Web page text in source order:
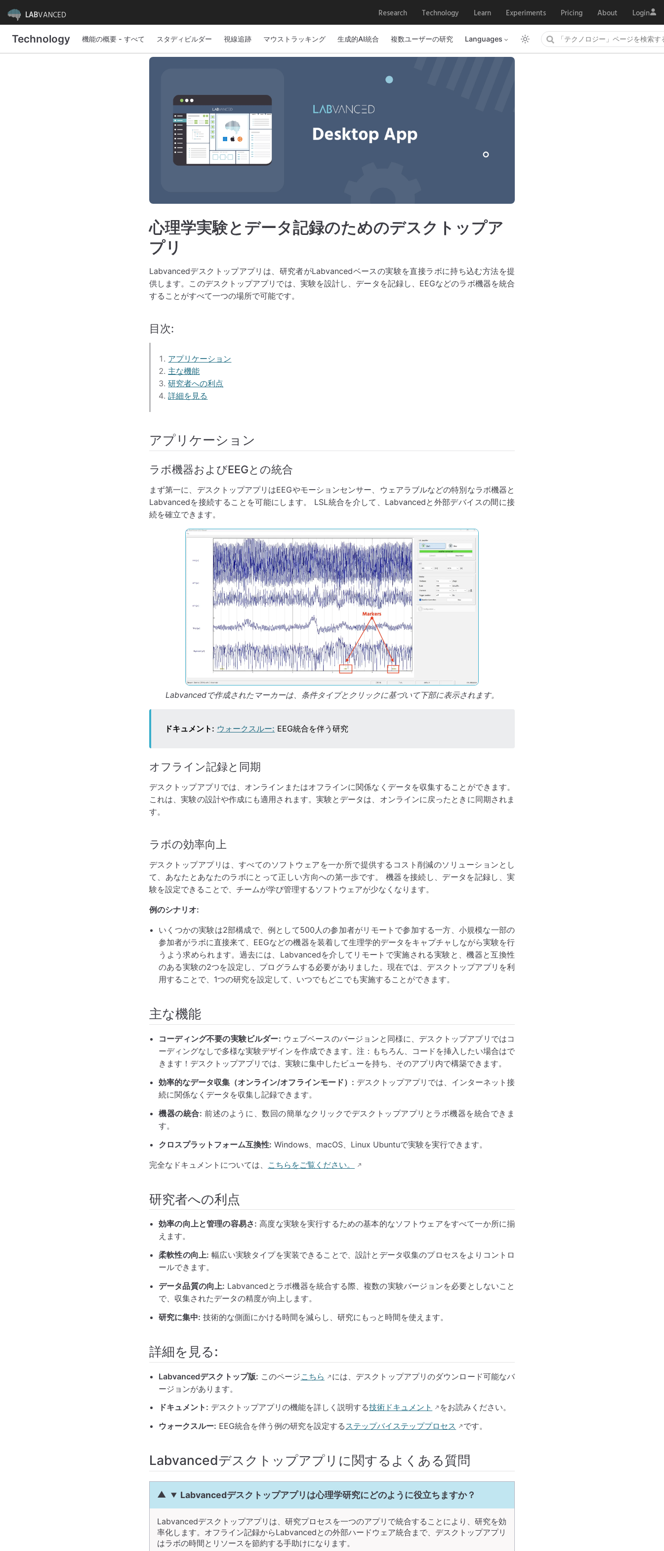
LABVANCED Research Technology Learn Experiments Pricing About Login
Technology 機能の概要 - すべて スタディビルダー 視線追跡 マウストラッキング 生成的AI統合 複数ユーザーの研究 Languages
心理学実験とデータ記録のためのデスクトップア
プリ
Labvancedデスクトップアプリは、研究者がLabvancedベースの実験を直接ラボに持ち込む方法を提
供します。このデスクトップアプリでは、実験を設計し、データを記録し、EEGなどのラボ機器を統合
することがすべて一つの場所で可能です。
目次:
アプリケーション
主な機能
研究者への利点
詳細を見る
アプリケーション
ラボ機器およびEEGとの統合
まず第一に、デスクトップアプリはEEGやモーションセンサー、ウェアラブルなどの特別なラボ機器と
Labvancedを接続することを可能にします。 LSL統合を介して、Labvancedと外部デバイスの間に接
続を確立できます。
Labvancedで作成されたマーカーは、条件タイプとクリックに基づいて下部に表示されます。
ドキュメント: ウォークスルー: EEG統合を伴う研究
オフライン記録と同期
デスクトップアプリでは、オンラインまたはオフラインに関係なくデータを収集することができます。
これは、実験の設計や作成にも適用されます。実験とデータは、オンラインに戻ったときに同期されま
す。
ラボの効率向上
デスクトップアプリは、すべてのソフトウェアを一か所で提供するコスト削減のソリューションとし
て、あなたとあなたのラボにとって正しい方向への第一歩です。 機器を接続し、データを記録し、実
験を設定できることで、チームが学び管理するソフトウェアが少なくなります。
例のシナリオ:
いくつかの実験は2部構成で、例として500人の参加者がリモートで参加する一方、小規模な一部の
参加者がラボに直接来て、EEGなどの機器を装着して生理学的データをキャプチャしながら実験を行
うよう求められます。過去には、Labvancedを介してリモートで実施される実験と、機器と互換性
のある実験の2つを設定し、プログラムする必要がありました。現在では、デスクトップアプリを利
用することで、1つの研究を設定して、いつでもどこでも実施することができます。
主な機能
コーディング不要の実験ビルダー: ウェブベースのバージョンと同様に、デスクトップアプリではコ
ーディングなしで多様な実験デザインを作成できます。注：もちろん、コードを挿入したい場合はで
きます！デスクトップアプリでは、実験に集中したビューを持ち、そのアプリ内で構築できます。
効率的なデータ収集（オンライン/オフラインモード）: デスクトップアプリでは、インターネット接
続に関係なくデータを収集し記録できます。
機器の統合: 前述のように、数回の簡単なクリックでデスクトップアプリとラボ機器を統合できま
す。
クロスプラットフォーム互換性: Windows、macOS、Linux Ubuntuで実験を実行できます。
完全なドキュメントについては、 こちらをご覧ください。
研究者への利点
効率の向上と管理の容易さ: 高度な実験を実行するための基本的なソフトウェアをすべて一か所に揃
えます。
柔軟性の向上: 幅広い実験タイプを実装できることで、設計とデータ収集のプロセスをよりコントロ
ールできます。
データ品質の向上: Labvancedとラボ機器を統合する際、複数の実験バージョンを必要としないこと
で、収集されたデータの精度が向上します。
研究に集中: 技術的な側面にかける時間を減らし、研究にもっと時間を使えます。
詳細を見る:
Labvancedデスクトップ版: このページ こちら
には、デスクトップアプリのダウンロード可能なバ
ージョンがあります。
ドキュメント: デスクトップアプリの機能を詳しく説明する技術ドキュメント
をお読みください。
ウォークスルー: EEG統合を伴う例の研究を設定するステップバイステッププロセス です。
Labvancedデスクトップアプリに関するよくある質問
Labvancedデスクトップアプリは心理学研究にどのように役立ちますか？
Labvancedデスクトップアプリは、研究プロセスを一つのアプリで統合することにより、研究を効
率化します。オフライン記録からLabvancedとの外部ハードウェア統合まで、デスクトップアプリ
はラボの時間とリソースを節約する手助けになります。